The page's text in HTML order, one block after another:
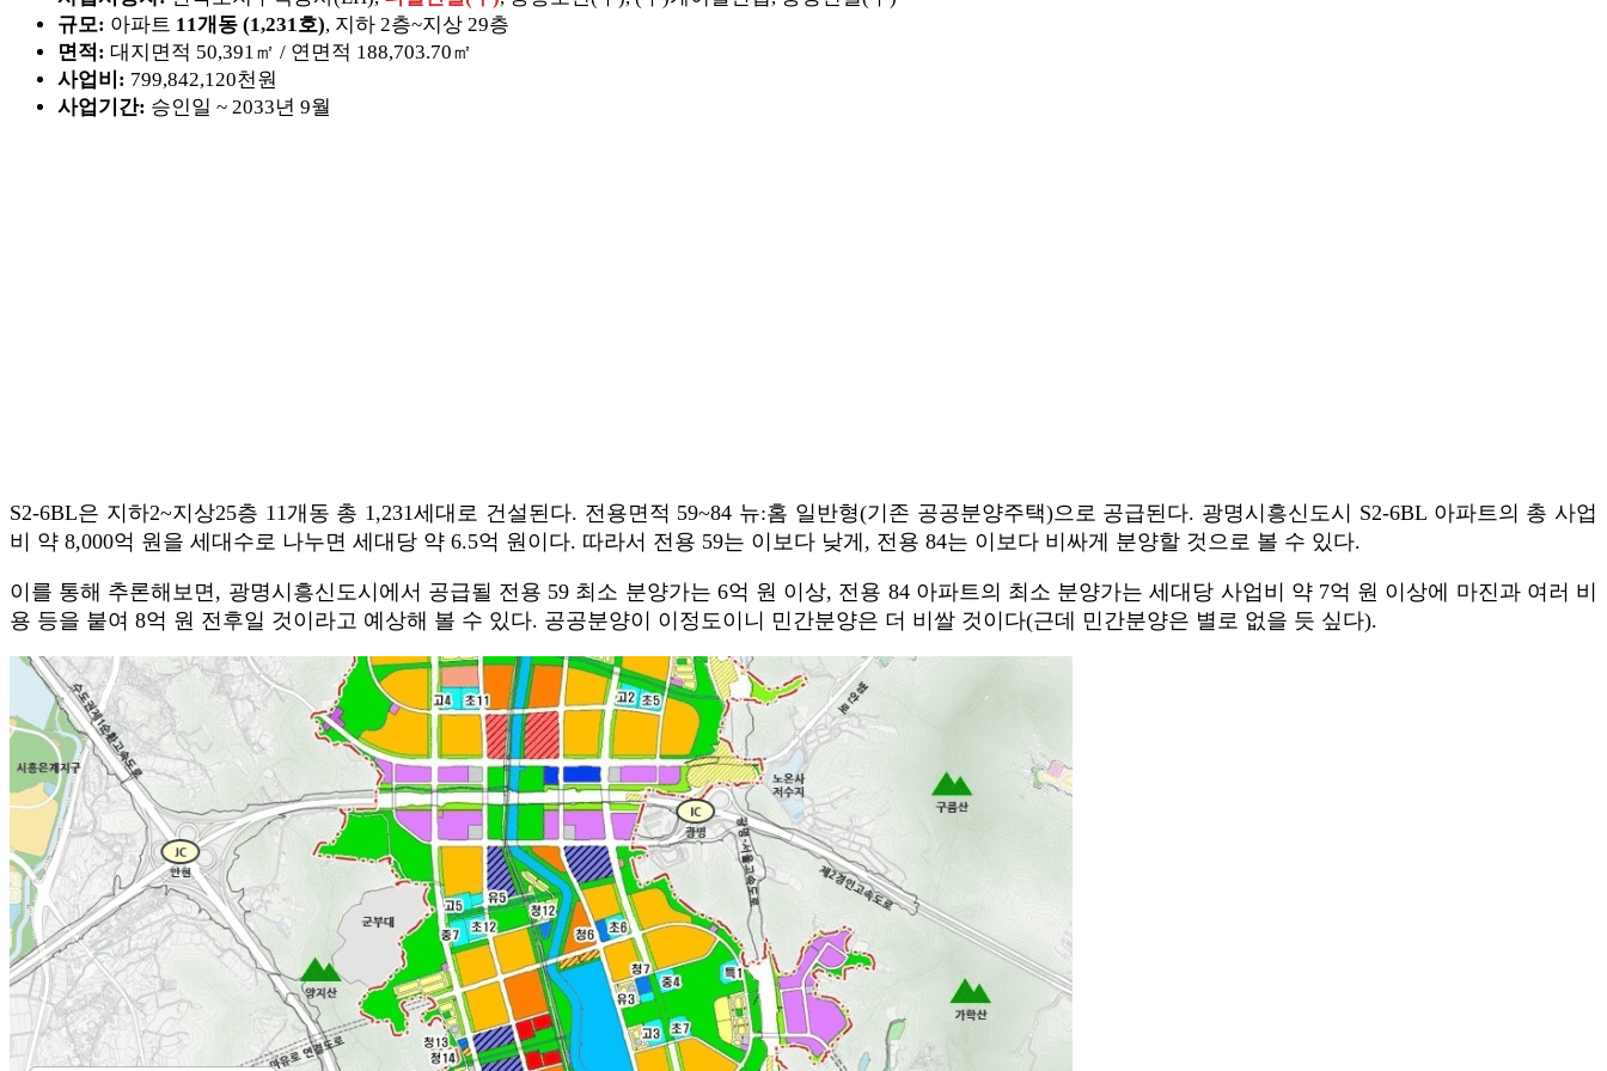
규모: 아파트 11개동 (1,231호), 지하 2층~지상 29층
면적: 대지면적 50,391㎡ / 연면적 188,703.70㎡
사업비: 799,842,120천원
사업기간: 승인일 ~ 2033년 9월
S2-6BL은 지하2~지상25층 11개동 총 1,231세대로 건설된다. 전용면적 59~84 뉴:홈 일반형(기존 공공분양주택)으로 공급된다. 광명시흥신도시 S2-6BL 아파트의 총 사업
비 약 8,000억 원을 세대수로 나누면 세대당 약 6.5억 원이다. 따라서 전용 59는 이보다 낮게, 전용 84는 이보다 비싸게 분양할 것으로 볼 수 있다.
이를 통해 추론해보면, 광명시흥신도시에서 공급될 전용 59 최소 분양가는 6억 원 이상, 전용 84 아파트의 최소 분양가는 세대당 사업비 약 7억 원 이상에 마진과 여러 비
용 등을 붙여 8억 원 전후일 것이라고 예상해 볼 수 있다. 공공분양이 이정도이니 민간분양은 더 비쌀 것이다(근데 민간분양은 별로 없을 듯 싶다).